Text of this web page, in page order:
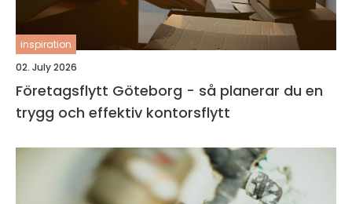
inspiration
02. July 2026
Företagsflytt Göteborg - så planerar du en
trygg och effektiv kontorsflytt